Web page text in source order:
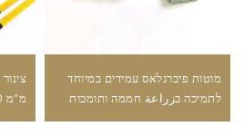
מוטות פיברגלאס עמידים במיוחד
לתמיכה בزراعة חממה ותומכות